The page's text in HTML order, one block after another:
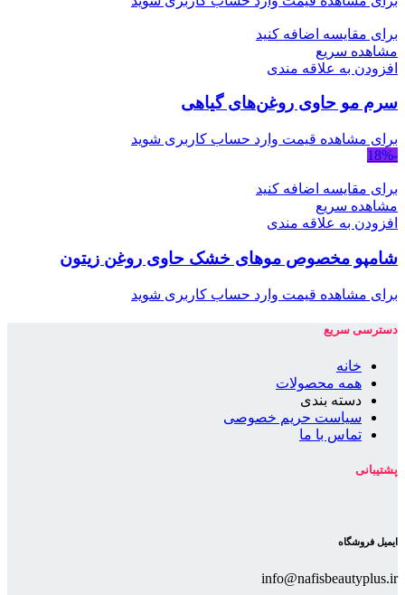
برای مقایسه اضافه کنید
مشاهده سریع
افزودن به علاقه مندی
سرم مو حاوی روغن‌های گیاهی
برای مشاهده قیمت وارد حساب کاربری شوید
-18%
برای مقایسه اضافه کنید
مشاهده سریع
افزودن به علاقه مندی
شامپو مخصوص موهای خشک حاوی روغن زیتون
برای مشاهده قیمت وارد حساب کاربری شوید
دسترسی سریع
خانه
همه محصولات
دسته بندی
سیاست حریم خصوصی
تماس با ما
پشتیبانی
ایمیل فروشگاه
info@nafisbeautyplus.ir